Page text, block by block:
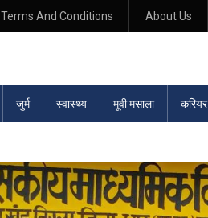
Terms And Conditions About Us
जुर्म स्वास्थ्य मूवी मसाला करियर